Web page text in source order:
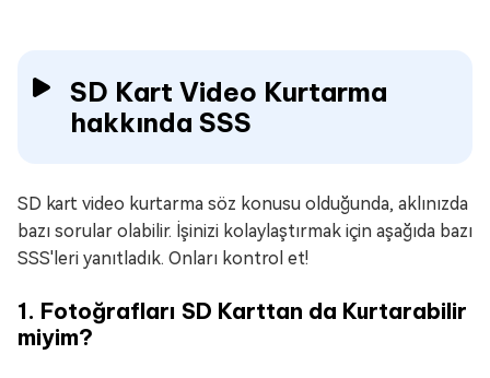
SD Kart Video Kurtarma
hakkında SSS
SD kart video kurtarma söz konusu olduğunda, aklınızda
bazı sorular olabilir. İşinizi kolaylaştırmak için aşağıda bazı
SSS'leri yanıtladık. Onları kontrol et!
1. Fotoğrafları SD Karttan da Kurtarabilir
miyim?